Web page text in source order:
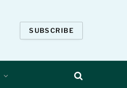
SUBSCRIBE